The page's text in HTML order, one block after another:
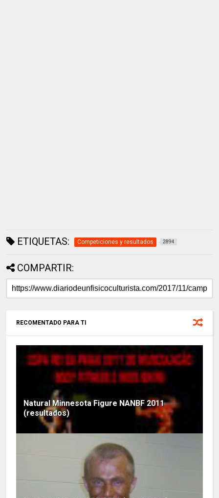
ETIQUETAS: Competiciones y resultados 2894
COMPARTIR:
RECOMENTADO PARA TI
Natural Minnesota Figure NANBF 2011
(resultados)